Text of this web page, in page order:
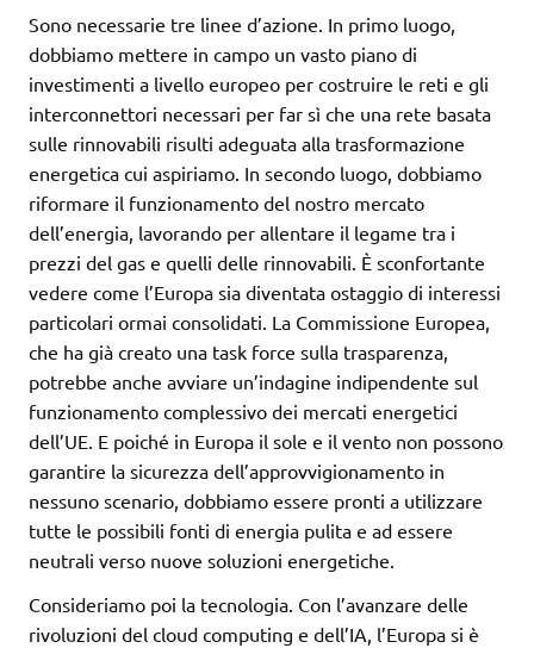
Sono necessarie tre linee d’azione. In primo luogo,
dobbiamo mettere in campo un vasto piano di
investimenti a livello europeo per costruire le reti e gli
interconnettori necessari per far sì che una rete basata
sulle rinnovabili risulti adeguata alla trasformazione
energetica cui aspiriamo. In secondo luogo, dobbiamo
riformare il funzionamento del nostro mercato
dell’energia, lavorando per allentare il legame tra i
prezzi del gas e quelli delle rinnovabili. È sconfortante
vedere come l’Europa sia diventata ostaggio di interessi
particolari ormai consolidati. La Commissione Europea,
che ha già creato una task force sulla trasparenza,
potrebbe anche avviare un’indagine indipendente sul
funzionamento complessivo dei mercati energetici
dell’UE. E poiché in Europa il sole e il vento non possono
garantire la sicurezza dell’approvvigionamento in
nessuno scenario, dobbiamo essere pronti a utilizzare
tutte le possibili fonti di energia pulita e ad essere
neutrali verso nuove soluzioni energetiche.
Consideriamo poi la tecnologia. Con l’avanzare delle
rivoluzioni del cloud computing e dell’IA, l’Europa si è